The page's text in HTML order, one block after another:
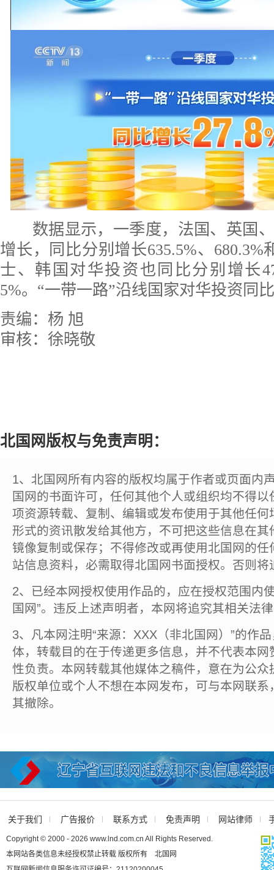
数据显示，一季度，法国、英国、
增长，同比分别增长635.5%、680.3%
士、韩国对华投资也同比分别增长
5%。“一带一路”沿线国家对华投资同
责编：杨 旭
审核：徐晓敬
北国网版权与免责声明：
1、北国网所有内容的版权均属于作者或页面内
国网的书面许可，任何其他个人或组织均不得
项资源转载、复制、编辑或发布使用于其他任
形式的资讯散发给其他方，不可把这些信息在
镜像复制或保存；不得修改或再使用北国网的
站信息资料，必需取得北国网书面授权。否则将
2、已经本网授权使用作品的，应在授权范围内
国网”。违反上述声明者，本网将追究其相关法
3、凡本网注明“来源：XXX（非北国网）”的作
体，转载目的在于传递更多信息，并不代表本
性负责。本网转载其他媒体之稿件，意在为公
版权单位或个人不想在本网发布，可与本网联
其撤除。
关于我们 广告报价 联系方式 免责声明 网站律师
Copyright © 2000 - 2026 www.lnd.com.cn All Rights Reserved.
本网站各类信息未经授权禁止转载 版权所有 北国网